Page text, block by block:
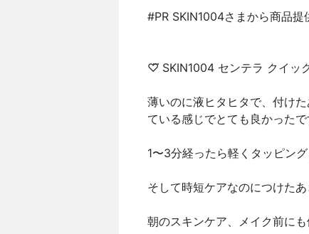
#PR SKIN1004さまから商品提
♡⃛ SKIN1004 センテラ クイッ
薄いのに液ヒタヒタで、付け
ている感じでとても良かったで
1〜3分経ったら軽くタッピング
そして時短ケアなのにつけた
朝のスキンケア、メイク前に